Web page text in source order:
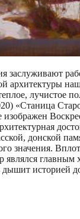
заслуживают
архитектуры
лучистое
«Станица
изображен
донской
значения.
являлся главным
историей